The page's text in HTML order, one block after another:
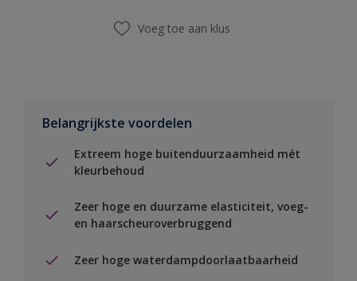
Voeg toe aan klus
Belangrijkste voordelen
Extreem hoge buitenduurzaamheid mét
kleurbehoud
Zeer hoge en duurzame elasticiteit, voeg-
en haarscheuroverbruggend
Zeer hoge waterdampdoorlaatbaarheid